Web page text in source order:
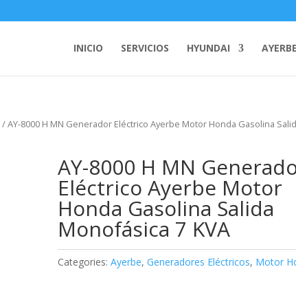
INICIO SERVICIOS HYUNDAI AYERBE
/ AY-8000 H MN Generador Eléctrico Ayerbe Motor Honda Gasolina
AY-8000 H MN
Eléctrico Ayerbe Motor
Honda Gasolina Salida
Monofásica 7 KVA
Categories: Ayerbe, Generadores Eléctricos, Motor